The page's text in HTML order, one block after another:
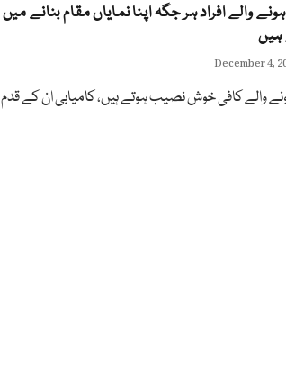
والے افراد ہر جگہ اپنا نمایاں مقام بنانے میں
ہیں
December 4,
والے کافی خوش نصیب ہوتے ہیں، کامیابی ان کے قدم